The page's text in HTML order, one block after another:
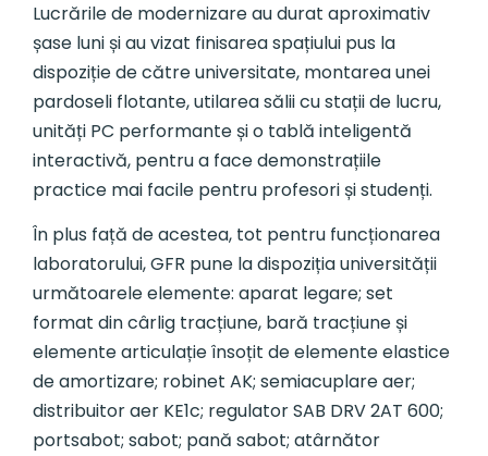
Lucrările de modernizare au durat aproximativ
șase luni și au vizat finisarea spațiului pus la
dispoziție de către universitate, montarea unei
pardoseli flotante, utilarea sălii cu stații de lucru,
unități PC performante și o tablă inteligentă
interactivă, pentru a face demonstrațiile
practice mai facile pentru profesori și studenți.
În plus față de acestea, tot pentru funcționarea
laboratorului, GFR pune la dispoziția universității
următoarele elemente: aparat legare; set
format din cârlig tracțiune, bară tracțiune și
elemente articulație însoțit de elemente elastice
de amortizare; robinet AK; semiacuplare aer;
distribuitor aer KE1c; regulator SAB DRV 2AT 600;
portsabot; sabot; pană sabot; atârnător